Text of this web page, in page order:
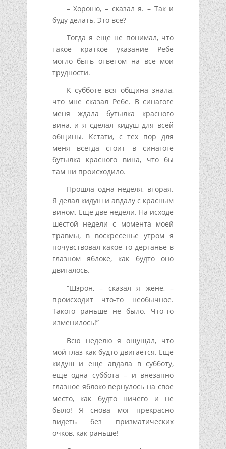
– Хорошо, – сказал я. – Так и
буду делать. Это все?
Тогда я еще не понимал, что
такое краткое указание Ребе
могло быть ответом на все мои
трудности.
К субботе вся община знала,
что мне сказал Ребе. В синагоге
меня ждала бутылка красного
вина, и я сделал кидуш для всей
общины. Кстати, с тех пор для
меня всегда стоит в синагоге
бутылка красного вина, что бы
там ни происходило.
Прошла одна неделя, вторая.
Я делал кидуш и авдалу с красным
вином. Еще две недели. На исходе
шестой недели с момента моей
травмы, в воскресенье утром я
почувствовал какое-то дерганье в
глазном яблоке, как будто оно
двигалось.
“Шэрон, – сказал я жене, –
происходит что-то необычное.
Такого раньше не было. Что-то
изменилось!”
Всю неделю я ощущал, что
мой глаз как будто двигается. Еще
кидуш и еще авдала в субботу,
еще одна суббота – и внезапно
глазное яблоко вернулось на свое
место, как будто ничего и не
было! Я снова мог прекрасно
видеть без призматических
очков, как раньше!